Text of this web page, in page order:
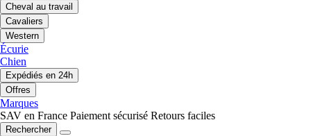
Cheval au travail
Cavaliers
Western
Écurie
Chien
Expédiés en 24h
Offres
Marques
SAV en France Paiement sécurisé Retours faciles
Rechercher